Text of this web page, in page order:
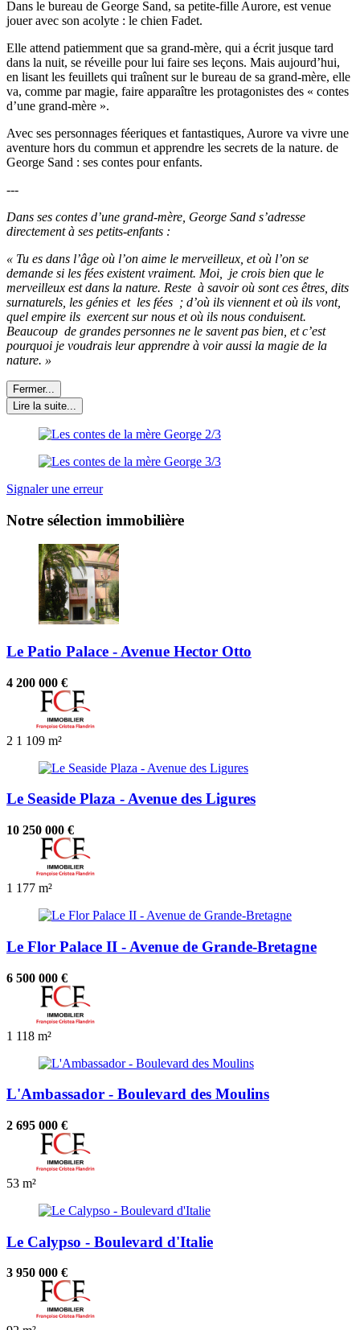
Dans le bureau de George Sand, sa petite-fille Aurore, est venue
jouer avec son acolyte : le chien Fadet.
Elle attend patiemment que sa grand-mère, qui a écrit jusque tard
dans la nuit, se réveille pour lui faire ses leçons. Mais aujourd’hui,
en lisant les feuillets qui traînent sur le bureau de sa grand-mère, elle
va, comme par magie, faire apparaître les protagonistes des « contes
d’une grand-mère ».
Avec ses personnages féeriques et fantastiques, Aurore va vivre une
aventure hors du commun et apprendre les secrets de la nature. de
George Sand : ses contes pour enfants.
---
Dans ses contes d’une grand-mère, George Sand s’adresse
directement à ses petits-enfants :
« Tu es dans l’âge où l’on aime le merveilleux, et où l’on se
demande si les fées existent vraiment. Moi, je crois bien que le
merveilleux est dans la nature. Reste à savoir où sont ces êtres, dits
surnaturels, les génies et les fées ; d’où ils viennent et où ils vont,
quel empire ils exercent sur nous et où ils nous conduisent.
Beaucoup de grandes personnes ne le savent pas bien, et c’est
pourquoi je voudrais leur apprendre à voir aussi la magie de la
nature. »
Fermer...
Lire la suite...
Signaler une erreur
Notre sélection immobilière
Le Patio Palace - Avenue Hector Otto
4 200 000 €
2 1 109 m²
Le Seaside Plaza - Avenue des Ligures
10 250 000 €
1 177 m²
Le Flor Palace II - Avenue de Grande-Bretagne
6 500 000 €
1 118 m²
L'Ambassador - Boulevard des Moulins
2 695 000 €
53 m²
Le Calypso - Boulevard d'Italie
3 950 000 €